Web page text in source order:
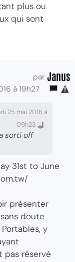
plus ou
qui sont
par Janus
à 19h27
25 mai 2016 à
09h23
sorti off
31st to June
présenter
doute
y
pas réservé